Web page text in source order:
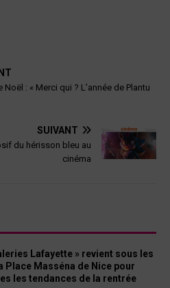
Noël : « Merci qui ? L’année de Plantu
SUIVANT
du hérisson bleu au
cinéma
Lafayette » revient sous les
Place Masséna de Nice pour
les tendances de la rentrée